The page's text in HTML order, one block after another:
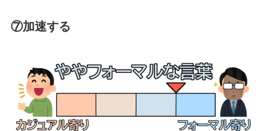
⑦加速する